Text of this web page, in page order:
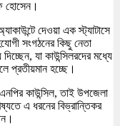
হোসেন।
দেওয়া এক স্ট্যাটাসে
সংগঠনের কিছু নেতা
যা কাউন্সিলরদের মধ্যে
প্রতীয়মান হচ্ছে।
কাউন্সিল, তাই উপজেলা
এ ধরনের বিভ্রান্তিকর